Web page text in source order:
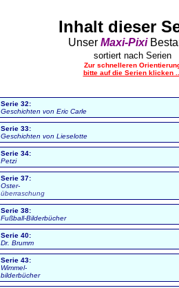
Inhalt dieser
Unser Maxi-Pixi
sortiert nach Serien
Zur schnelleren
bitte auf die Serien klicken ...
Serie 32:
Geschichten von Eric Carle
Serie 33:
Geschichten von Lieselotte
Serie 34:
Petzi
Serie 37:
Oster-
überraschung
Serie 38:
Fußball-Bilderbücher
Serie 40:
Dr. Brumm
Serie 43:
Wimmel-
bilderbücher